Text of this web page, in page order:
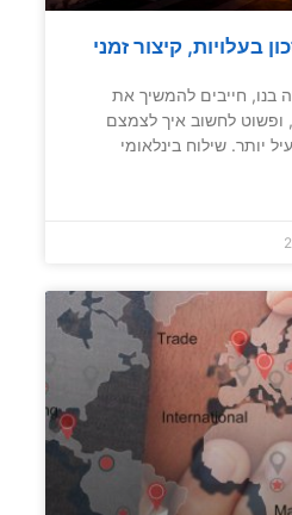
בעלויות, קיצור זמני
בנו, חייבים להמשיך את
ופשוט לחשוב איך לצמצם
יותר. שילוח בינלאומי